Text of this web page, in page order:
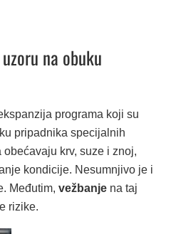
na obuku
programa koji su
pripadnika specijalnih
krv, suze i znoj,
kondicije. Nesumnjivo je i
Međutim, vežbanje na taj
rizike.